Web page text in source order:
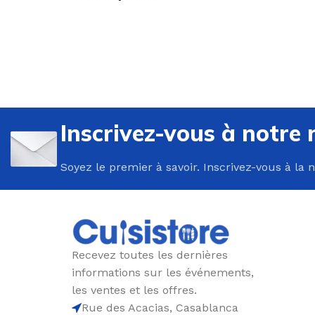
Inscrivez-vous à notre
Soyez le premier à savoir. Inscrivez-vous à la
Recevez toutes les dernières
informations sur les événements,
les ventes et les offres.
Rue des Acacias, Casablanca